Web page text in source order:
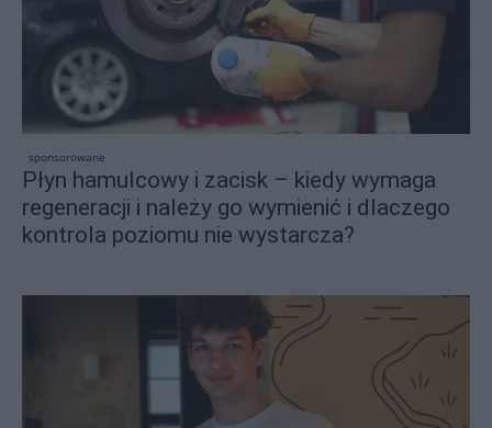
sponsorowane
Płyn hamulcowy i zacisk – kiedy wymaga
regeneracji i należy go wymienić i dlaczego
kontrola poziomu nie wystarcza?